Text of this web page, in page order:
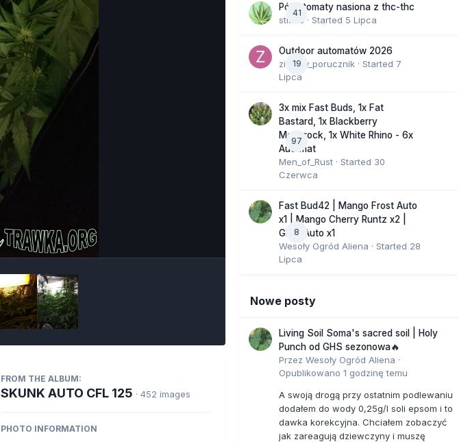
FROM THE ALBUM:
SKUNK AUTO CFL 125 · 452 images
PHOTO INFORMATION
41
Półautomaty nasiona z thc-thc
stix33 · Started 5 Lipca
19
Outdoor automatów 2026
zielony_porucznik · Started 7
Lipca
97
3x mix Fast Buds, 1x Fat
Bastard, 1x Blackberry
Moonrock, 1x White Rhino - 6x
Automat
Men_of_Rust · Started 30
Czerwca
8
Fast Bud42 | Mango Frost Auto
x1 | Mango Cherry Runtz x2 |
GMO Auto x1
Wesoły Ogród Aliena · Started 28
Lipca
Nowe posty
Living Soil Soma's sacred soil | Holy
Punch od GHS sezonowa🔥
Przez Wesoły Ogród Aliena ·
Opublikowano 1 godzinę temu
A swoją drogą przy ostatnim podlewaniu
dodałem do wody 0,25g/l soli epsom i to
dawka korekcyjna. Chciałem zobaczyć
jak zareagują dziewczyny i muszę